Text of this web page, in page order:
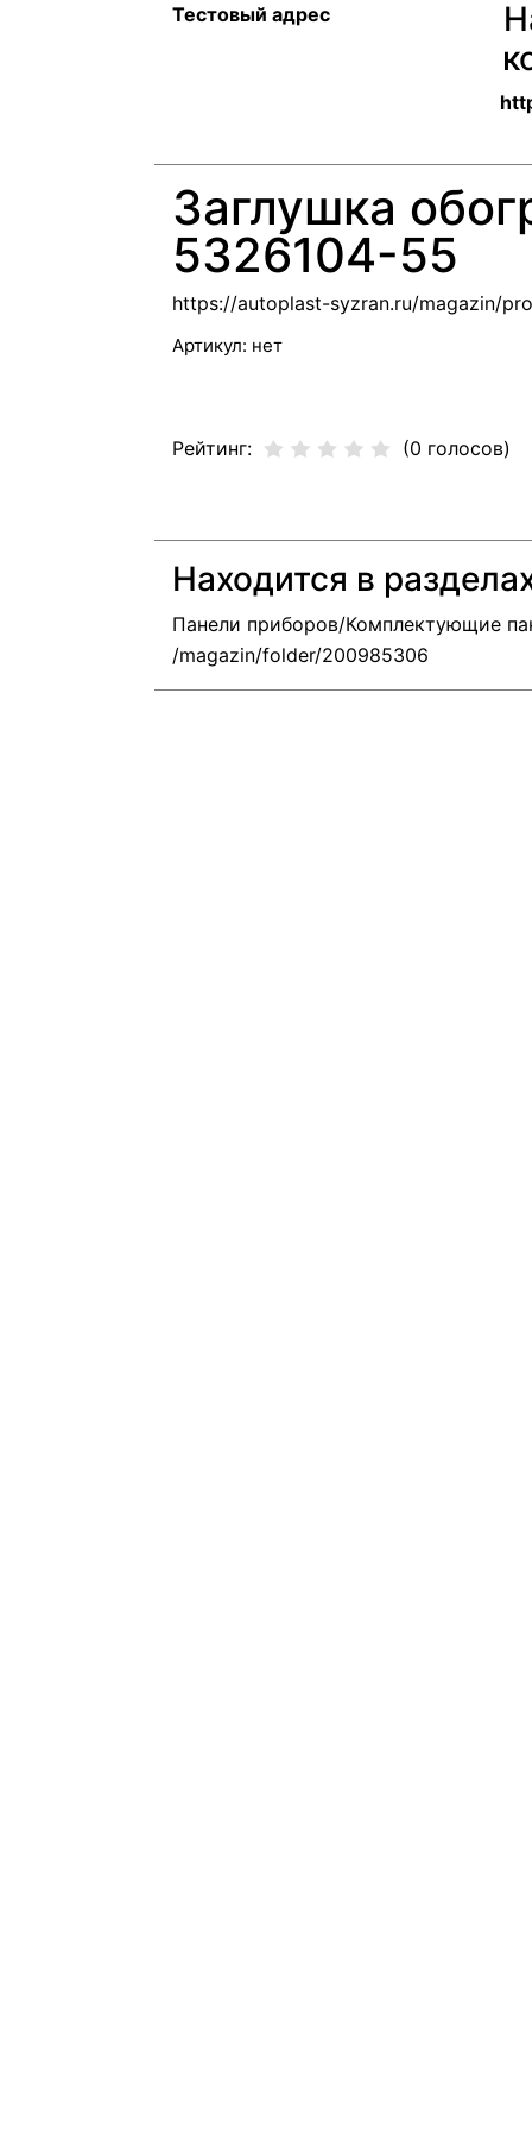
Тестовый адрес
Заглушка
5326104-55
https://autoplast-syzran.ru/magazin/
Артикул: нет
Рейтинг: (0 голосов)
Находится в
Панели приборов/Комплектующие